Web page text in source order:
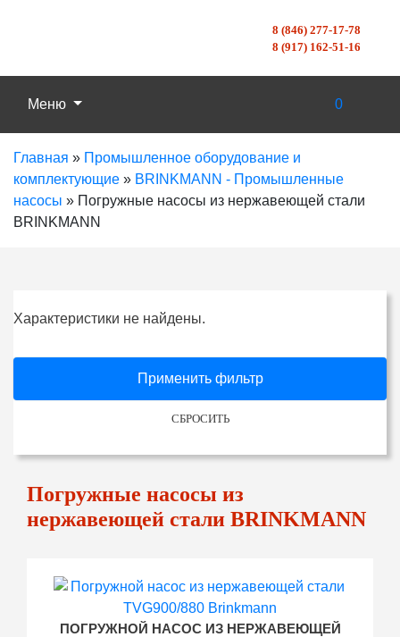
8 (846) 277-17-78
8 (917) 162-51-16
Меню 0
Главная » Промышленное оборудование и
комплектующие » BRINKMANN - Промышленные
насосы » Погружные насосы из нержавеющей стали
BRINKMANN
Характеристики не найдены.
Применить фильтр
СБРОСИТЬ
Погружные насосы из
нержавеющей стали BRINKMANN
ПОГРУЖНОЙ НАСОС ИЗ НЕРЖАВЕЮЩЕЙ